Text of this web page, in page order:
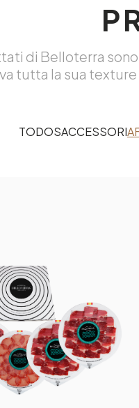
di Belloterra
tutta la sua
TODOSACCESSORI